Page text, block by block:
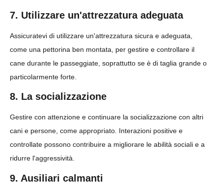
7. Utilizzare un'attrezzatura adeguata
Assicuratevi di utilizzare un'attrezzatura sicura e adeguata,
come una pettorina ben montata, per gestire e controllare il
cane durante le passeggiate, soprattutto se è di taglia grande o
particolarmente forte.
8. La socializzazione
Gestire con attenzione e continuare la socializzazione con altri
cani e persone, come appropriato. Interazioni positive e
controllate possono contribuire a migliorare le abilità sociali e a
ridurre l'aggressività.
9. Ausiliari calmanti